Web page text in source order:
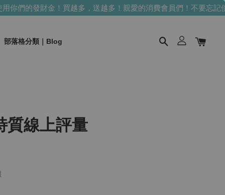
們的發財金！買越多，送越多！親愛的消費會員們！不要忘記使
部落格分類｜Blog
質線上評量